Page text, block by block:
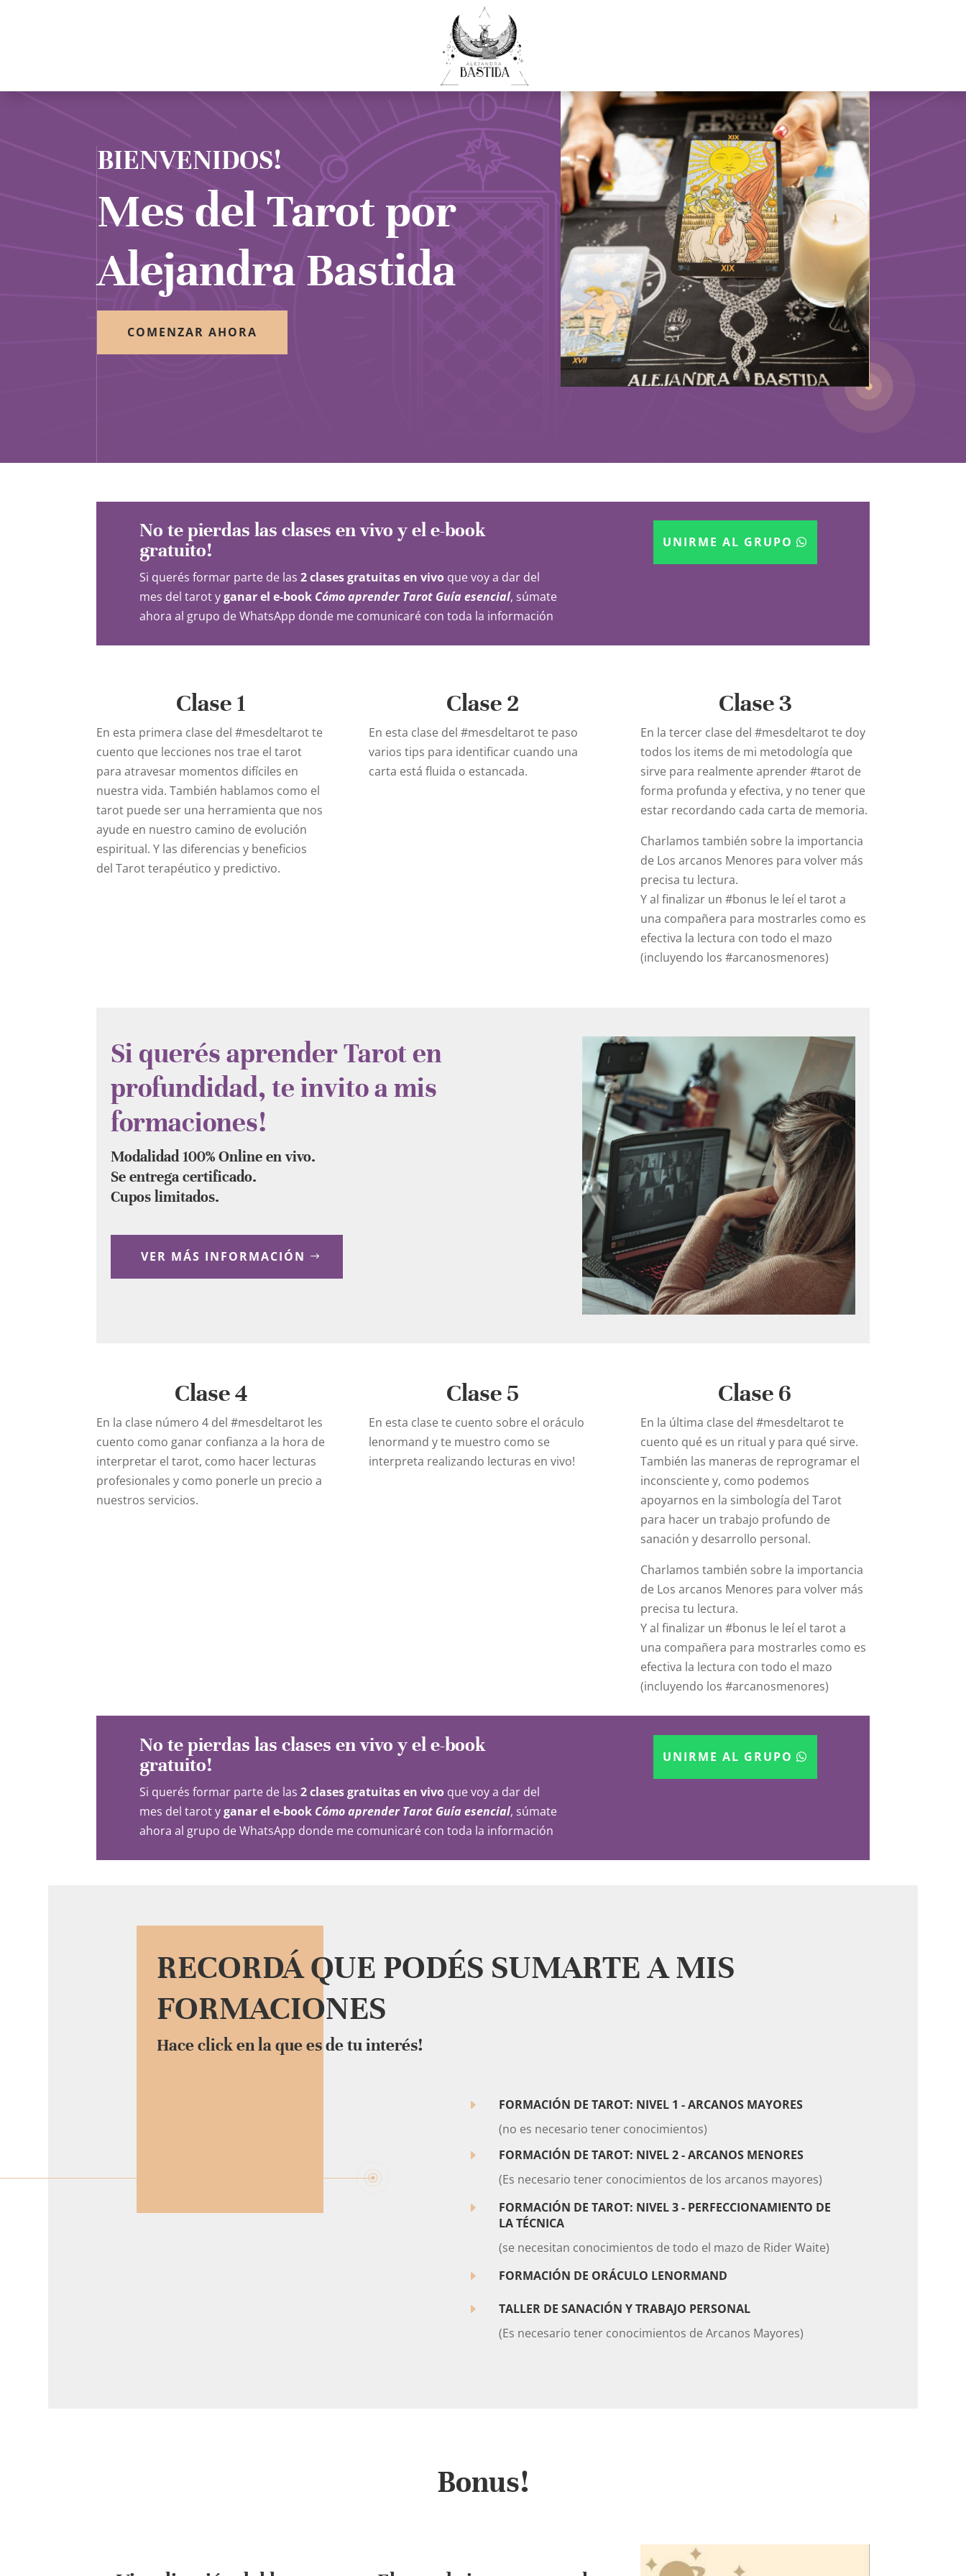
BIENVENIDOS!
Mes del Tarot por
Alejandra Bastida
COMENZAR AHORA
No te pierdas las clases en vivo y el e-book
gratuito!
Si querés formar parte de las2 clases gratuitas en vivo que voy a dar del
mes del tarot yganar el e-book Cómo aprender Tarot Guía esencial, súmate
ahora al grupo de WhatsApp donde me comunicaré con toda la información
UNIRME AL GRUPO
Clase 1
En esta primera clase del#mesdeltarotte
cuento que lecciones nos trae el tarot
para atravesar momentos difíciles en
nuestra vida. También hablamos como el
tarot puede ser una herramienta que nos
ayude en nuestro camino de evolución
espiritual. Y las diferencias y beneficios
del Tarot terapéutico y predictivo.
Clase 2
En esta clase del #mesdeltarotte paso
varios tips para identificar cuando una
carta está fluida o estancada.
Clase 3
En la tercer clase del #mesdeltarot te doy
todos los items de mi metodología que
sirve para realmente aprender #tarot de
forma profunda y efectiva, y no tener que
estar recordando cada carta de memoria.
Charlamos también sobre la importancia
de Los arcanos Menores para volver más
precisa tu lectura.
Y al finalizar un #bonus le leí el tarot a
una compañera para mostrarles como es
efectiva la lectura con todo el mazo
(incluyendo los #arcanosmenores)
Si querés aprender Tarot en
profundidad, te invito a mis
formaciones!
Modalidad 100% Online en vivo.
Se entrega certificado.
Cupos limitados.
VER MÁS INFORMACIÓN
Clase 4
En la clase número 4 del#mesdeltarot les
cuento como ganar confianza a la hora de
interpretar el tarot, como hacer lecturas
profesionales y como ponerle un precio a
nuestros servicios.
Clase 5
En esta clase te cuento sobre el oráculo
lenormand y te muestro como se
interpreta realizando lecturas en vivo!
Clase 6
En la última clase del #mesdeltarotte
cuento qué es un ritual y para qué sirve.
También las maneras de reprogramar el
inconsciente y, como podemos
apoyarnos en la simbología del Tarot
para hacer un trabajo profundo de
sanación y desarrollo personal.
Charlamos también sobre la importancia
de Los arcanos Menores para volver más
precisa tu lectura.
Y al finalizar un #bonus le leí el tarot a
una compañera para mostrarles como es
efectiva la lectura con todo el mazo
(incluyendo los #arcanosmenores)
No te pierdas las clases en vivo y el e-book
gratuito!
Si querés formar parte de las2 clases gratuitas en vivo que voy a dar del
mes del tarot yganar el e-book Cómo aprender Tarot Guía esencial, súmate
ahora al grupo de WhatsApp donde me comunicaré con toda la información
UNIRME AL GRUPO
RECORDÁ QUE PODÉS SUMARTE A MIS
FORMACIONES
Hace click en la que es de tu interés!
E
FORMACIÓN DE TAROT: NIVEL 1 - ARCANOS MAYORES
(no es necesario tener conocimientos)
E
FORMACIÓN DE TAROT: NIVEL 2 - ARCANOS MENORES
(Es necesario tener conocimientos de los arcanos mayores)
E
FORMACIÓN DE TAROT: NIVEL 3 - PERFECCIONAMIENTO DE
LA TÉCNICA
(se necesitan conocimientos de todo el mazo de Rider Waite)
E
FORMACIÓN DE ORÁCULO LENORMAND
E
TALLER DE SANACIÓN Y TRABAJO PERSONAL
(Es necesario tener conocimientos de Arcanos Mayores)
Bonus!